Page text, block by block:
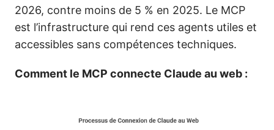
2026, contre moins de 5 % en 2025. Le MCP
est l’infrastructure qui rend ces agents utiles et
accessibles sans compétences techniques.
Comment le MCP connecte Claude au web :